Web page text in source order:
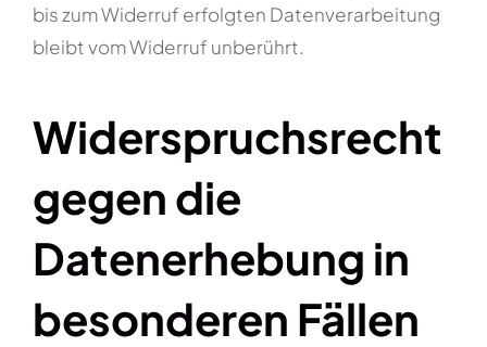
bis zum Widerruf erfolgten Datenverarbeitung
bleibt vom Widerruf unberührt.
Widerspruchsrecht
gegen die
Datenerhebung in
besonderen Fällen